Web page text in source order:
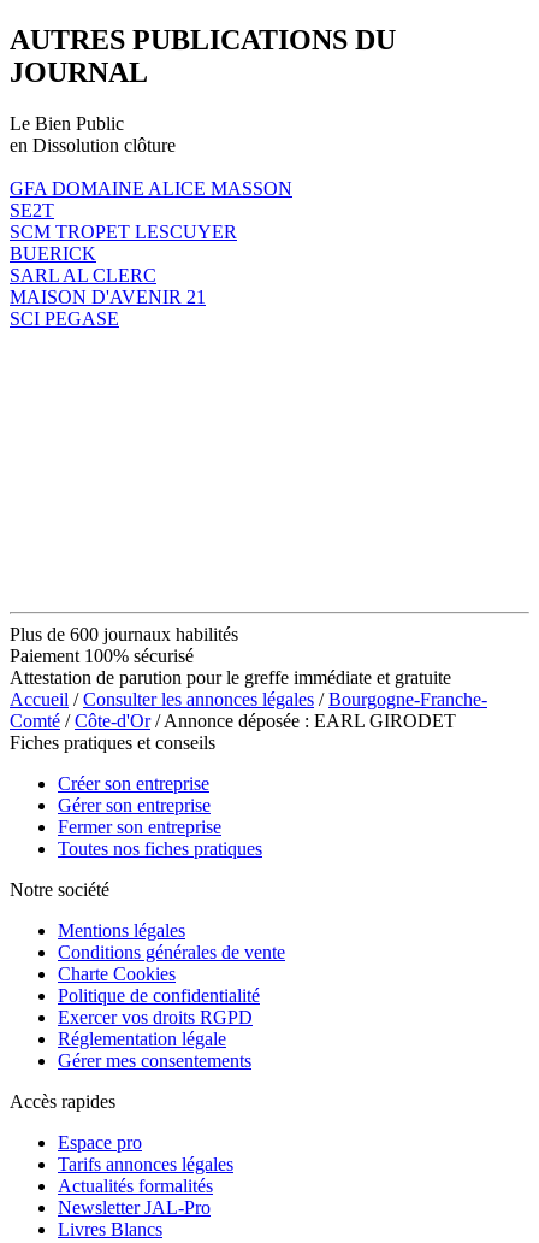
AUTRES PUBLICATIONS DU
JOURNAL
Le Bien Public
en Dissolution clôture
GFA DOMAINE ALICE MASSON
SE2T
SCM TROPET LESCUYER
BUERICK
SARL AL CLERC
MAISON D'AVENIR 21
SCI PEGASE
Plus de 600 journaux habilités
Paiement 100% sécurisé
Attestation de parution pour le greffe immédiate et gratuite
Accueil /Consulter les annonces légales /Bourgogne-Franche-
Comté /Côte-d'Or/ Annonce déposée : EARL GIRODET
Fiches pratiques et conseils
Créer son entreprise
Gérer son entreprise
Fermer son entreprise
Toutes nos fiches pratiques
Notre société
Mentions légales
Conditions générales de vente
Charte Cookies
Politique de confidentialité
Exercer vos droits RGPD
Réglementation légale
Gérer mes consentements
Accès rapides
Espace pro
Tarifs annonces légales
Actualités formalités
Newsletter JAL-Pro
Livres Blancs